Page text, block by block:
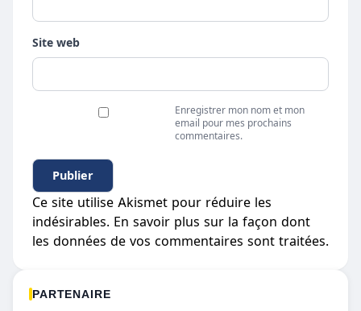
Site web
Enregistrer mon nom et mon
email pour mes prochains
commentaires.
Ce site utilise Akismet pour réduire les
indésirables. En savoir plus sur la façon dont
les données de vos commentaires sont traitées.
PARTENAIRE